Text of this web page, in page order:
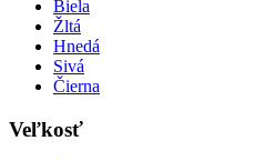
Biela
Žltá
Hnedá
Sivá
Čierna
Veľkosť